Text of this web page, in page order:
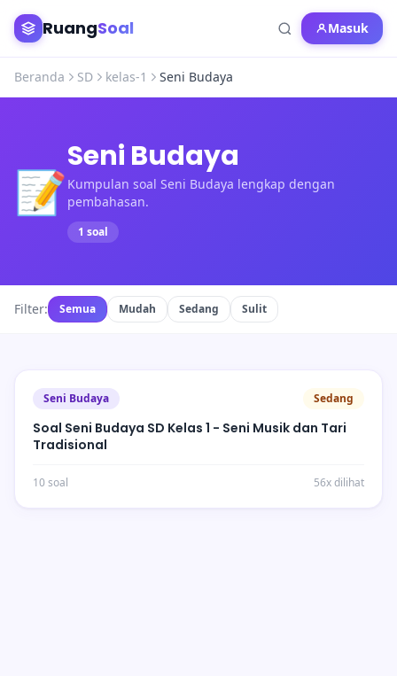
RuangSoal Masuk
Beranda SD kelas-1 Seni Budaya
📝
Seni Budaya
Kumpulan soal Seni Budaya lengkap dengan
pembahasan.
1 soal
Filter: Semua Mudah Sedang Sulit
Seni Budaya Sedang
Soal Seni Budaya SD Kelas 1 - Seni Musik dan Tari
Tradisional
10 soal 56x dilihat